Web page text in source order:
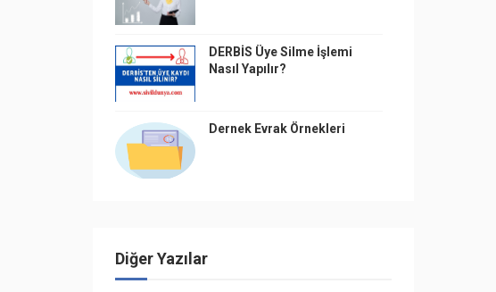
DERBİS Üye Silme İşlemi
Nasıl Yapılır?
Dernek Evrak Örnekleri
Diğer Yazılar